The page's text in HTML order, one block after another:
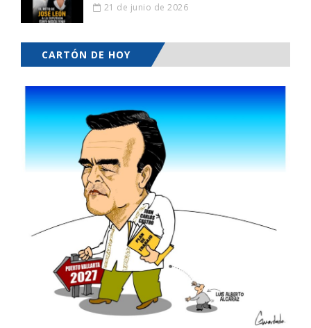
21 de junio de 2026
CARTÓN DE HOY